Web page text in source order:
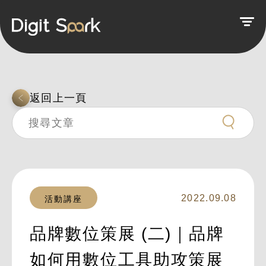
返回上一頁
活動講座 2022.09.08
品牌數位策展 (二)｜品牌
如何用數位工具助攻策展